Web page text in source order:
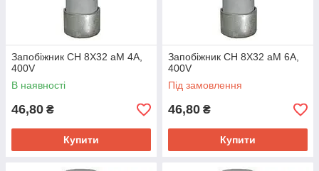
Запобіжник CH 8X32 aM 4A,
400V
В наявності
46,80 ₴
Купити
Запобіжник CH 8X32 aM 6A,
400V
Під замовлення
46,80 ₴
Купити